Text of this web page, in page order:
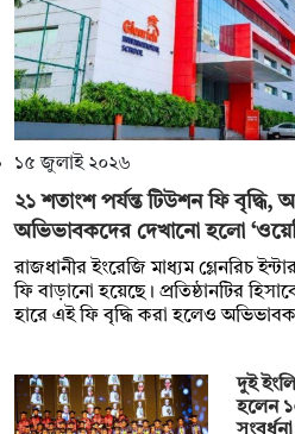
১৫ জুলাই ২০২৬
২১ শতাংশ পর্যন্ত টিউশন ফি বৃদ্ধি,
অভিভাবকদের দেখানো হলো
রাজধানীর ইংরেজি মাধ্যম গ্লেনরিচ
ফি বাড়ানো হয়েছে। প্রতিষ্ঠানটির
হারে এই ফি বৃদ্ধি করা হলেও
দুই
হলেন